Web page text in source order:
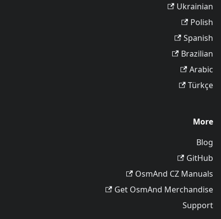
Ukrainian
Polish
Spanish
Brazilian
Arabic
Türkçe
More
Blog
GitHub
OsmAnd CZ Manuals
Get OsmAnd Merchandise
Support